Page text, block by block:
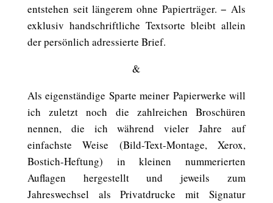
entstehen seit längerem ohne Papierträger. − Als
exklusiv handschriftliche Textsorte bleibt allein
der persönlich adressierte Brief.
&
Als eigenständige Sparte meiner Papierwerke will
ich zuletzt noch die zahlreichen Broschüren
nennen, die ich während vieler Jahre auf
einfachste Weise (Bild-Text-Montage, Xerox,
Bostich-Heftung) in kleinen nummerierten
Auflagen hergestellt und jeweils zum
Jahreswechsel als Privatdrucke mit Signatur